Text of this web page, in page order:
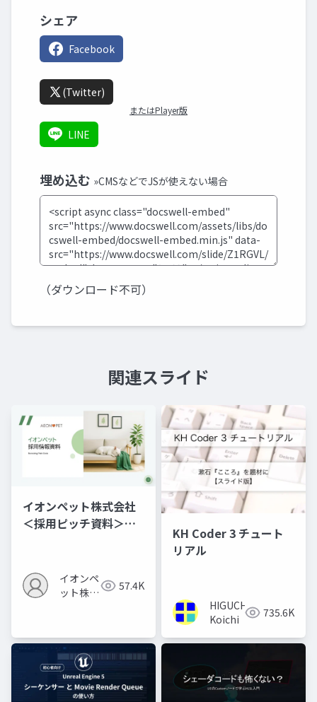
シェア
Facebook
(Twitter)
またはPlayer版
LINE
埋め込む »CMSなどでJSが使えない場合
（ダウンロード不可）
関連スライド
イオンペット株式会社
＜採用ピッチ資料＞
イオンペ
ット株式
57.4K
KH Coder 3 チュート
リアル
HIGUCHI
Koichi
735.6K